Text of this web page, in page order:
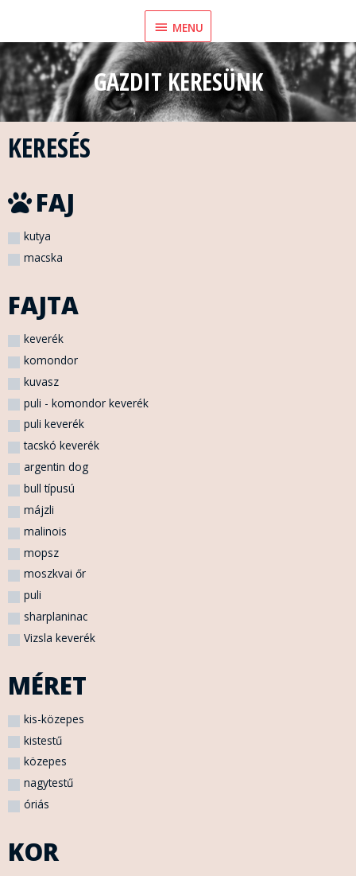
content
MENU
MENU
GAZDIT KERESÜNK
KERESÉS
FAJ
kutya
macska
FAJTA
keverék
komondor
kuvasz
puli - komondor keverék
puli keverék
tacskó keverék
argentin dog
bull típusú
májzli
malinois
mopsz
moszkvai őr
puli
sharplaninac
Vizsla keverék
MÉRET
kis-közepes
kistestű
közepes
nagytestű
óriás
KOR